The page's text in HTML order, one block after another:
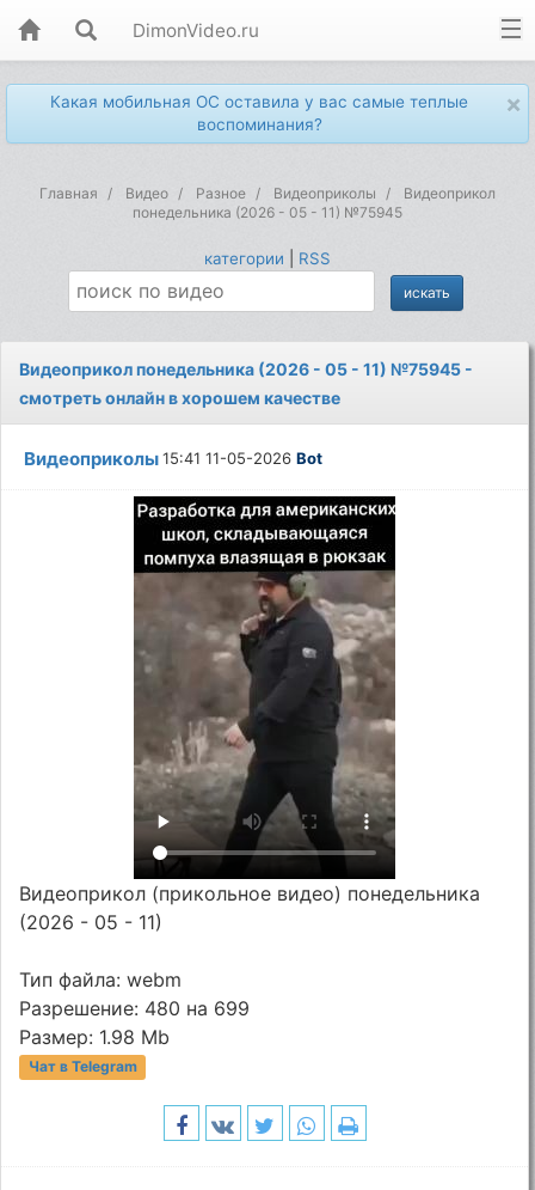
DimonVideo.ru
×
Какая мобильная ОС оставила у вас самые теплые
воспоминания?
Главная Видео Разное Видеоприколы
Видеоприкол
понедельника (2026 - 05 - 11) №75945
категории RSS
Видеоприкол понедельника (2026 - 05 - 11) №75945 -
смотреть онлайн в хорошем качестве
Видеоприколы15:41 11-05-2026Bot
Видеоприкол (прикольное видео) понедельника
(2026 - 05 - 11)
Тип файла: webm
Разрешение: 480 на 699
Размер: 1.98 Mb
Чат в Telegram